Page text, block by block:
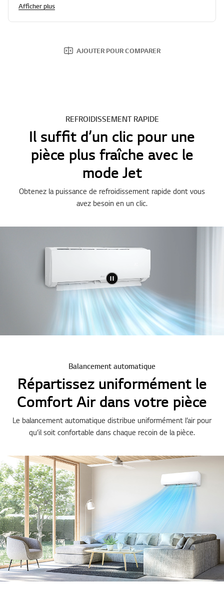
Afficher plus
AJOUTER POUR COMPARER
REFROIDISSEMENT RAPIDE
Il suffit d’un clic pour une
pièce plus fraîche avec le
mode Jet
Obtenez la puissance de refroidissement rapide dont vous
avez besoin en un clic.
Balancement automatique
Répartissez uniformément le
Comfort Air dans votre pièce
Le balancement automatique distribue uniformément l’air pour
qu’il soit confortable dans chaque recoin de la pièce.